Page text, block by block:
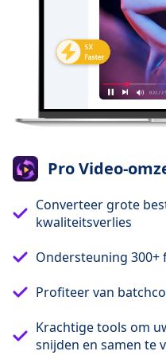
Pro Video-
Converteer grote
kwaliteitsverlies
Ondersteuning 300+
Profiteer van
Krachtige tools om
snijden en samen te